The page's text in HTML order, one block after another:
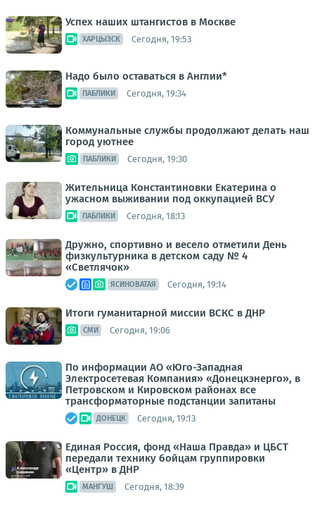
Успех наших штангистов в Москве
ХАРЦЫЗСК Сегодня, 19:53
Надо было оставаться в Англии*
ПАБЛИКИ Сегодня, 19:34
Коммунальные службы продолжают делать наш
город уютнее
ПАБЛИКИ Сегодня, 19:30
Жительница Константиновки Екатерина о
ужасном выживании под оккупацией ВСУ
ПАБЛИКИ Сегодня, 18:13
Дружно, спортивно и весело отметили День
физкультурника в детском саду № 4
«Светлячок»
ЯСИНОВАТАЯ Сегодня, 19:14
Итоги гуманитарной миссии ВСКС в ДНР
СМИ Сегодня, 19:06
По информации АО «Юго-Западная
Электросетевая Компания» «Донецкэнерго», в
Петровском и Кировском районах все
трансформаторные подстанции запитаны
ДОНЕЦК Сегодня, 19:13
Единая Россия, фонд «Наша Правда» и ЦБСТ
передали технику бойцам группировки
«Центр» в ДНР
МАНГУШ Сегодня, 18:39